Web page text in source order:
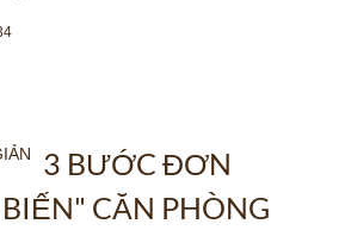
3 BƯỚC ĐƠN
CĂN PHÒNG